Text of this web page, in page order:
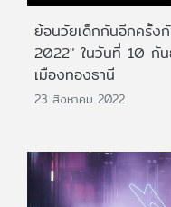
ย้อนวัยเด็กกันอีกครั้ง
2022" ในวันที่ 10 กั
เมืองทองธานี
23 สิงหาคม 2022